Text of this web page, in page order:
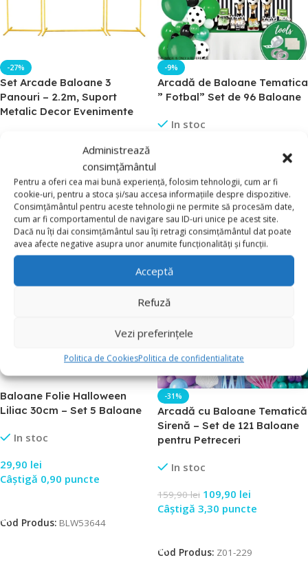
Administrează
consimțământul
Pentru a oferi cea mai bună experiență, folosim tehnologii, cum ar fi
cookie-uri, pentru a stoca și/sau accesa informațiile despre dispozitive.
Consimțământul pentru aceste tehnologii ne permite să procesăm date,
cum ar fi comportamentul de navigare sau ID-uri unice pe acest site.
Dacă nu îți dai consimțământul sau îți retragi consimțământul dat poate
avea afecte negative asupra unor anumite funcționalități și funcții.
Acceptă
Refuză
Vezi preferințele
Politica de CookiesPolitica de confidentialitate
-27%
Set Arcade Baloane 3
Panouri – 2.2m, Suport
Metalic Decor Evenimente
lei
Câștigă 16,47 puncte
Adaugă În Coș
Cod Produs:BL80903
-9%
Arcadă de Baloane Tematica
” Fotbal” Set de 96 Baloane
In stoc
Adaugă În Coș
Cod Produs:Z01-220
Baloane Folie Halloween
Liliac 30cm – Set 5 Baloane
In stoc
29,90 lei
Câștigă 0,90 puncte
Cod Produs: BLW53644
-31%
Arcadă cu Baloane Tematică
Sirenă – Set de 121 Baloane
pentru Petreceri
In stoc
159,90lei 109,90 lei
Câștigă 3,30 puncte
Cod Produs: Z01-229